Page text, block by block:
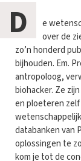
D
e
over de
zo’n honderd
bijhouden. Em.
antropoloog,
biohacker. Ze
en ploeteren
databanken van
oplossingen te
kom je tot de